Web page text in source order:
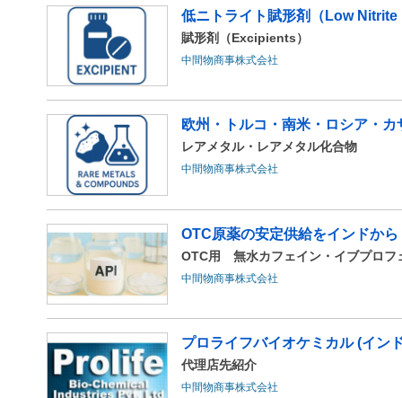
低ニトライト賦形剤（Low
賦形剤（Excipients）
中間物商事株式会社
欧州・トルコ・南米・ロシア・
レアメタル・レアメタル化合物
中間物商事株式会社
OTC原薬の安定供給をインドから
OTC用 無水カフェイン・イブプロフ
中間物商事株式会社
プロライフバイオケミカル (イン
代理店先紹介
中間物商事株式会社